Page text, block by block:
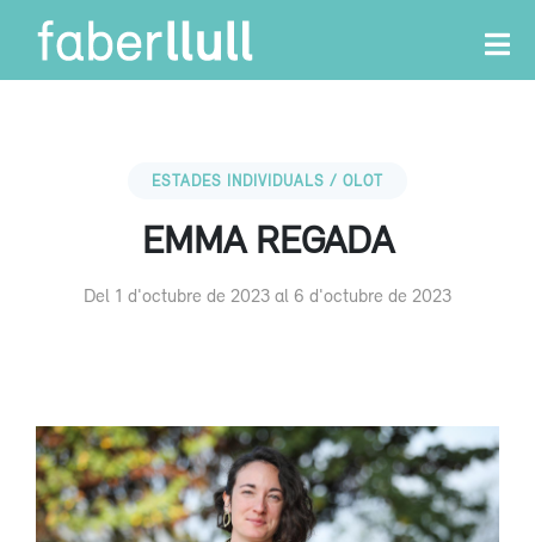
ESTADES INDIVIDUALS / OLOT
EMMA REGADA
Del 1 d'octubre de 2023 al 6 d'octubre de 2023